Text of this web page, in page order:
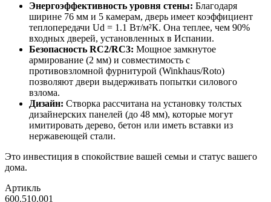
Энергоэффективность уровня стены: Благодаря
ширине 76 мм и 5 камерам, дверь имеет коэффициент
теплопередачи Ud = 1.1 Вт/м²К. Она теплее, чем 90%
входных дверей, установленных в Испании.
Безопасность RC2/RC3: Мощное замкнутое
армирование (2 мм) и совместимость с
противовзломной фурнитурой (Winkhaus/Roto)
позволяют двери выдерживать попытки силового
взлома.
Дизайн: Створка рассчитана на установку толстых
дизайнерских панелей (до 48 мм), которые могут
имитировать дерево, бетон или иметь вставки из
нержавеющей стали.
Это инвестиция в спокойствие вашей семьи и статус вашего
дома.
Артикль
600.510.001